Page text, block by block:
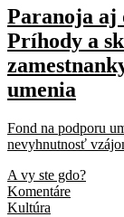
Paranoja aj
Príhody a
umenia
Fond na podporu
nevyhnutnosť
A vy ste gdo?
Komentáre
Kultúra